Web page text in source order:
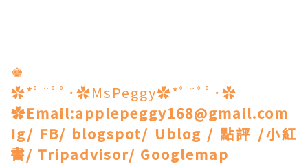
♚
✿*ﾟ¨ﾟﾟ･✿MsPeggy✿*ﾟ¨ﾟﾟ･✿
✿Email:applepeggy168@gmail.com
Ig/ FB/ blogspot/ Ublog / 點評 /小紅
書/ Tripadvisor/ Googlemap